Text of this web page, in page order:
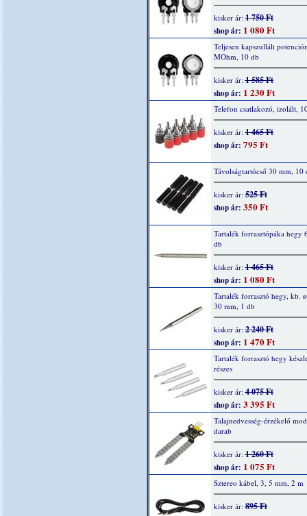
kisker ár:1 750 Ft
shop ár: 1 080 Ft
Teljesen kapszullált
MOhm, 10 db
kisker ár:1 585 Ft
shop ár: 1 230 Ft
Telefon csatlakozó, izolált,
kisker ár:1 465 Ft
shop ár: 795 Ft
Távolságtartócső 30 mm, 10
kisker ár:525 Ft
shop ár: 350 Ft
Tartalék forrasztópáka hegy
db
kisker ár:1 465 Ft
shop ár: 1 080 Ft
Tartalék forrasztó hegy, kb.
30 mm, 1 db
kisker ár:2 240 Ft
shop ár: 1 470 Ft
Tartalék forrasztó hegy
részes
kisker ár:4 075 Ft
shop ár: 3 395 Ft
Talajnedvesség-érzékelő
darab
kisker ár:1 260 Ft
shop ár: 1 075 Ft
Sztereo kábel, 3, 5 mm, 2 m
kisker ár:895 Ft